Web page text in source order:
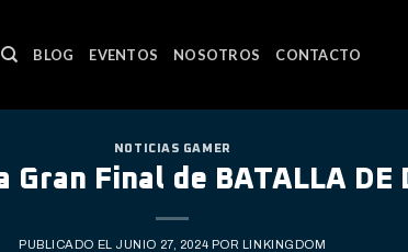
BLOG EVENTOS NOSOTROS CONTACTO
NOTICIAS GAMER
Gran Final de BATALLA DE
PUBLICADO EL JUNIO 27, 2024 POR LINKINGDOM